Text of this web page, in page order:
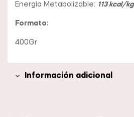
Energía Metabolizable: 113 kcal/kg
Formato:
400Gr
Información adicional